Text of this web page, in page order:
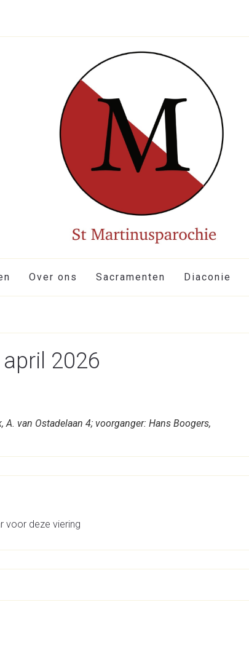
Over ons Sacramenten Diaconie
2026
van Ostadelaan 4; voorganger: Hans Boogers,
voor deze viering